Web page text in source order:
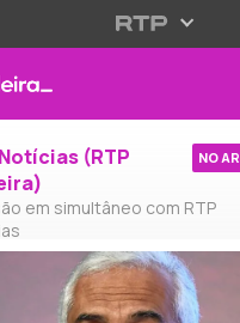
(RTP
em simultâneo com RTP
NO AR